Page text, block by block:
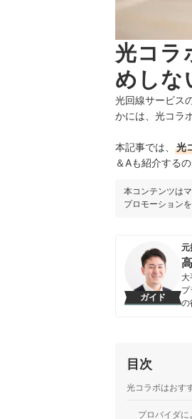
光コラ
めしな
光回線サービス
かには、光コラ
本記事では、 光
＆Aも紹介する
本コンテンツは
プロモーションを
ガイド
元
の
目次
光コラボはおす
プロバイダ